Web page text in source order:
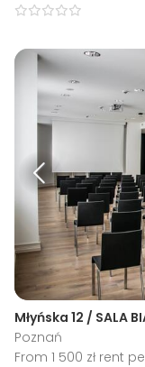
Młyńska 12 / SALA
Poznań
From 1 500 zł rent